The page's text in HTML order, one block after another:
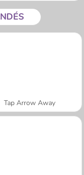
Tap Arrow Away